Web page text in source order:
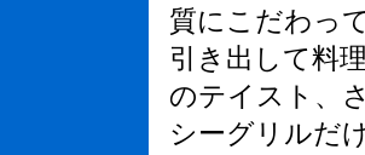
質にこだわっ
引き出して料
のテイスト、
シーグリルだ